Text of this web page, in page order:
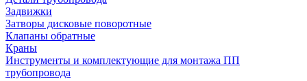
Задвижки
Затворы дисковые поворотные
Клапаны обратные
Краны
Инструменты и комплектующие для монтажа ПП
трубопровода